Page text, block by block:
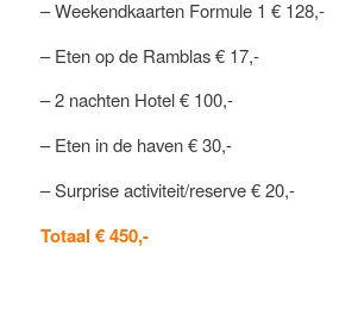
– Weekendkaarten Formule 1 € 128,-
– Eten op de Ramblas € 17,-
– 2 nachten Hotel € 100,-
– Eten in de haven € 30,-
– Surprise activiteit/reserve € 20,-
Totaal € 450,-